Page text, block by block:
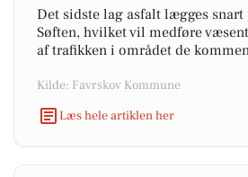
Det sidste lag asfalt lægges snart
Søften, hvilket vil medføre
af trafikken i området de
Kilde: Favrskov Kommune
Læs hele artiklen her